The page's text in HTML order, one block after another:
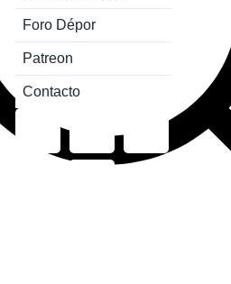
Foro Dépor
Patreon
Contacto